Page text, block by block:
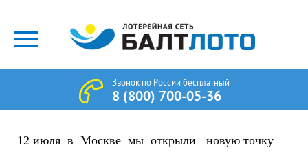
Звонок по России бесплатный
8 (800) 700-05-36
12 июля в Москве мы открыли новую точку